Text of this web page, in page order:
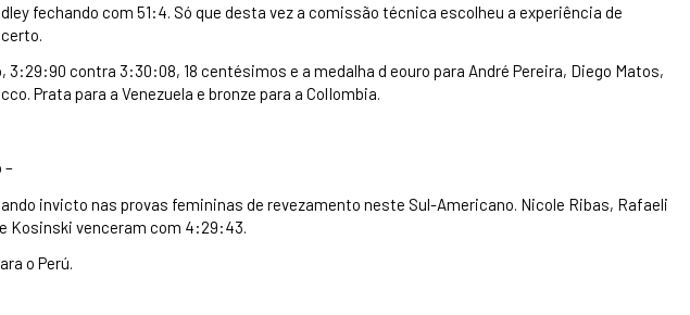
fechando com 51:4. Só que desta vez a comissão técnica escolheu a experiência de
3:29:90 contra 3:30:08, 18 centésimos e a medalha d eouro para André Pereira, Diego Matos,
Prata para a Venezuela e bronze para a ColIombia.
–
invicto nas provas femininas de revezamento neste Sul-Americano. Nicole Ribas, Rafaeli
Kosinski venceram com 4:29:43.
o Perú.